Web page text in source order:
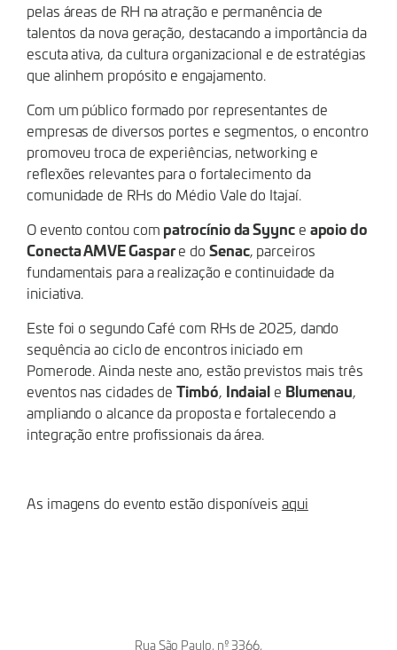
pelas áreas de RH na atração e permanência de
talentos da nova geração, destacando a importância da
escuta ativa, da cultura organizacional e de estratégias
que alinhem propósito e engajamento.
Com um público formado por representantes de
empresas de diversos portes e segmentos, o encontro
promoveu troca de experiências, networking e
reflexões relevantes para o fortalecimento da
comunidade de RHs do Médio Vale do Itajaí.
O evento contou com patrocínio da Syynce apoio do
Conecta AMVE Gaspare doSenac, parceiros
fundamentais para a realização e continuidade da
iniciativa.
Este foi o segundo Café com RHs de 2025, dando
sequência ao ciclo de encontros iniciado em
Pomerode. Ainda neste ano, estão previstos mais três
eventos nas cidades deTimbó, Indaial e Blumenau,
ampliando o alcance da proposta e fortalecendo a
integração entre profissionais da área.
As imagens do evento estão disponíveis aqui
Rua São Paulo, nº 3366,